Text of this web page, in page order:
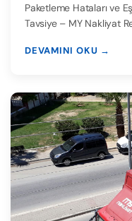
Paketleme Hataları ve
Tavsiye – MY Nakliyat
DEVAMINI OKU →